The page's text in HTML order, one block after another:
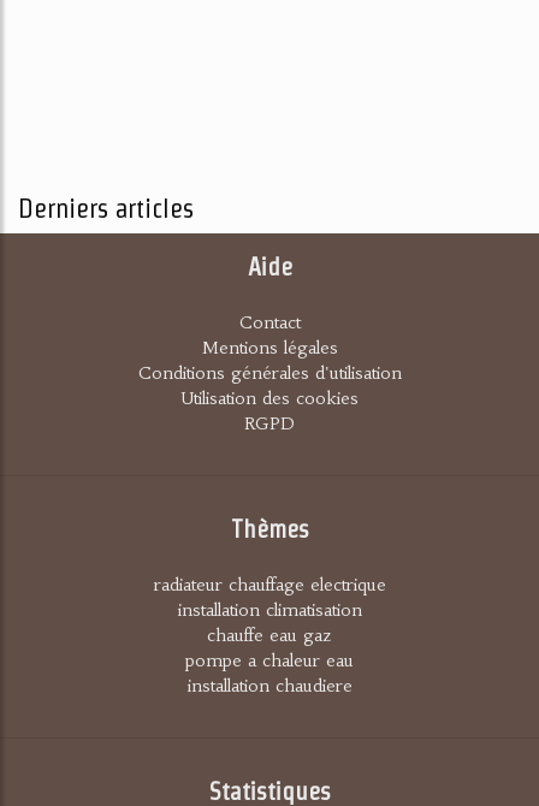
Derniers articles
Aide
Contact
Mentions légales
Conditions générales d'utilisation
Utilisation des cookies
RGPD
Thèmes
radiateur chauffage electrique
installation climatisation
chauffe eau gaz
pompe a chaleur eau
installation chaudiere
Statistiques